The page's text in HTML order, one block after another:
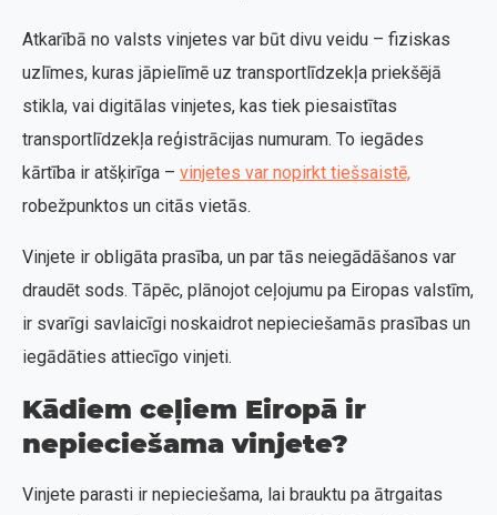
Atkarībā no valsts vinjetes var būt divu veidu – fiziskas
uzlīmes, kuras jāpielīmē uz transportlīdzekļa priekšējā
stikla, vai digitālas vinjetes, kas tiek piesaistītas
transportlīdzekļa reģistrācijas numuram. To iegādes
kārtība ir atšķirīga – vinjetes var nopirkt tiešsaistē,
robežpunktos un citās vietās.
Vinjete ir obligāta prasība, un par tās neiegādāšanos var
draudēt sods. Tāpēc, plānojot ceļojumu pa Eiropas valstīm,
ir svarīgi savlaicīgi noskaidrot nepieciešamās prasības un
iegādāties attiecīgo vinjeti.
Kādiem ceļiem Eiropā ir
nepieciešama vinjete?
Vinjete parasti ir nepieciešama, lai brauktu pa ātrgaitas